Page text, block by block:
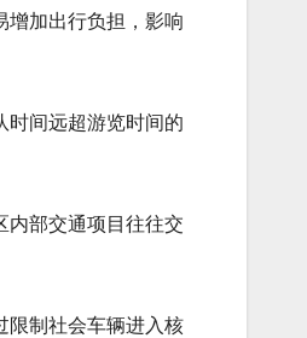
增加出行负担，影响
时间远超游览时间的
内部交通项目往往交
限制社会车辆进入核